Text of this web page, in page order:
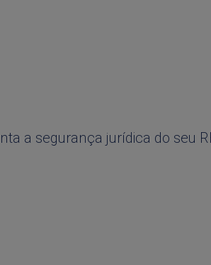
a segurança jurídica do seu